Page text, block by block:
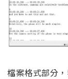
檔案格式部分